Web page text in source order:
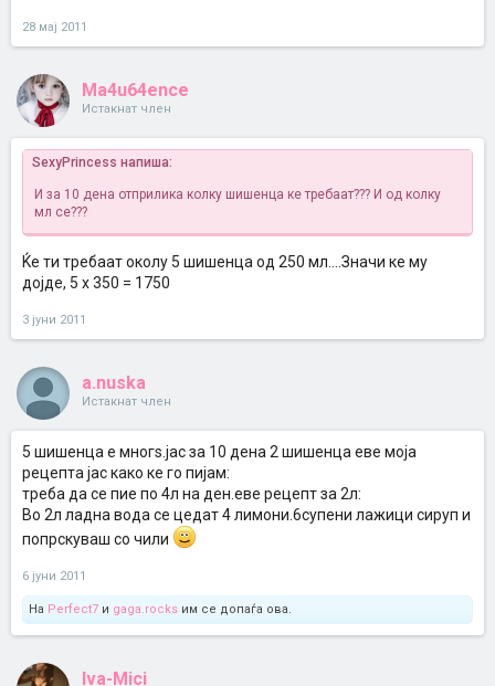
28 мај 2011
Ma4u64ence
Истакнат член
SexyPrincess напиша:
И за 10 дена отприлика колку шишенца ке требаат??? И од колку
мл се???
Ќе ти требаат околу 5 шишенца од 250 мл....Значи ке му
дојде, 5 х 350 = 1750
3 јуни 2011
a.nuska
Истакнат член
5 шишенца е многѕ.јас за 10 дена 2 шишенца еве моја
рецепта јас како ке го пијам:
треба да се пие по 4л на ден.еве рецепт за 2л:
Во 2л ладна вода се цедат 4 лимони.6супени лажици сируп и
попрскуваш со чили
6 јуни 2011
На Perfect7 и gaga.rocks им се допаѓа ова.
Iva-Mici